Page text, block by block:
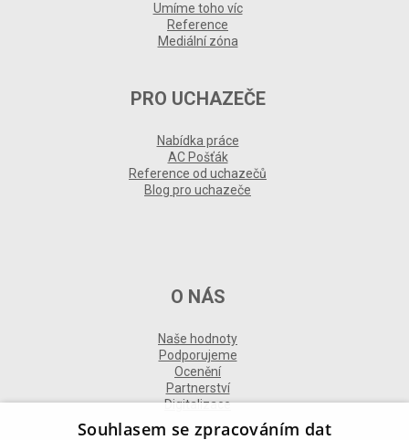
Umíme toho víc
Reference
Mediální zóna
PRO UCHAZEČE
Nabídka práce
AC Pošťák
Reference od uchazečů
Blog pro uchazeče
O NÁS
Naše hodnoty
Podporujeme
Ocenění
Partnerství
Digitalizace
Souhlasem se zpracováním dat